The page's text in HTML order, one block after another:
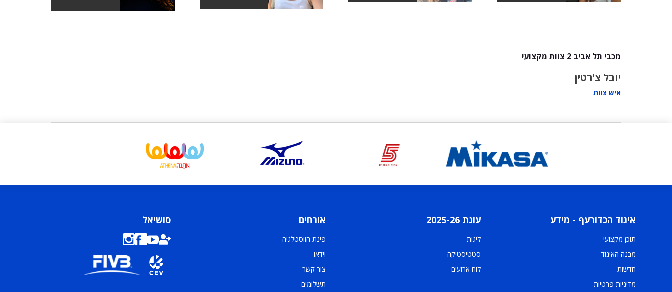
מכבי תל אביב 2 צוות מקצועי
יובל צ'רטין
איש צוות
איגוד הכדורעף - מידע
תוכן מקצועי
מבנה האיגוד
חדשות
מדיניות פרטיות
עונת 2025-26
ליגות
סטטיסטיקה
לוח ארועים
אורחים
פינת הווסטלגיה
וידאו
צור קשר
תשלומים
סושיאל